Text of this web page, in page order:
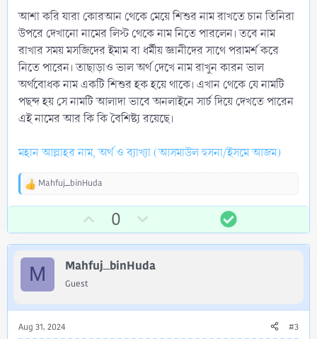
আশা করি যারা কোরআন থেকে মেয়ে শিশুর নাম রাখতে চান তিনিরা
উপরে দেখানো নামের লিস্ট থেকে নাম নিতে পারলেন। তবে নাম
রাখার সময় মসজিদের ইমাম বা ধর্মীয় জ্ঞানীদের সাথে পরামর্শ করে
নিতে পারেন। তাছাড়াও ভাল অর্থ দেখে নাম রাখুন কারন ভাল
অর্থবোধক নাম একটি শিশুর হক হয়ে থাকে। এখান থেকে যে নামটি
পছন্দ হয় সে নামটি আলাদা ভাবে অনলাইনে সার্চ দিয়ে দেখতে পারেন
এই নামের আর কি কি বৈশিষ্ট্য রয়েছে।
মহান আল্লাহর নাম, অর্থ ও ব্যাখ্যা (আসমাউল হুসনা/ইসমে আজম)
R
s
Mahfuj_binHuda
p
v
o
e
0
o
w
n
o
S
o
l
i
M Mahfuj_binHuda
Guest
Aug 31, 2024 #3